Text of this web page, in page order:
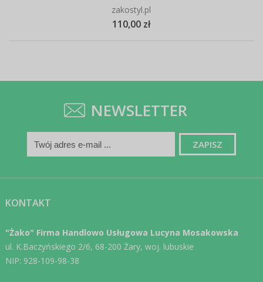
zakostyl.pl
110,00 zł
NEWSLETTER
KONTAKT
"Żako" Firma Handlowo Usługowa Lucyna Mosakowska
ul. K.Baczyńskiego 2/6, 68-200 Żary, woj. lubuskie
NIP: 928-109-98-38